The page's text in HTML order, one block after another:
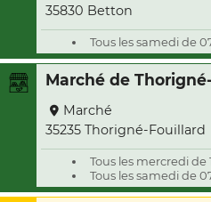
35830 Betton
Tous les samedi de
Marché de
Marché
35235 Thorigné-Fouillard
Tous les mercredi de
Tous les samedi de